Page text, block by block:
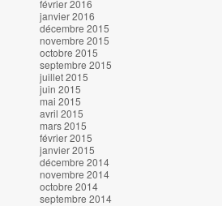
février 2016
janvier 2016
décembre 2015
novembre 2015
octobre 2015
septembre 2015
juillet 2015
juin 2015
mai 2015
avril 2015
mars 2015
février 2015
janvier 2015
décembre 2014
novembre 2014
octobre 2014
septembre 2014